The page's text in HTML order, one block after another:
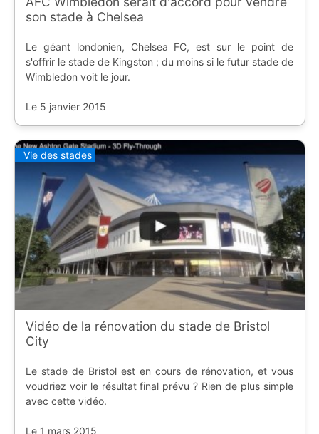
son stade à Chelsea
Le géant londonien, Chelsea FC, est sur le point de
s'offrir le stade de Kingston ; du moins si le futur stade de
Wimbledon voit le jour.
Le 5 janvier 2015
Vie des stades
Vidéo de la rénovation du stade de Bristol
City
Le stade de Bristol est en cours de rénovation, et vous
voudriez voir le résultat final prévu ? Rien de plus simple
avec cette vidéo.
Le 1 mars 2015